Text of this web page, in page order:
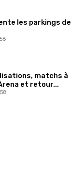
les parkings de
matchs à
et retour...